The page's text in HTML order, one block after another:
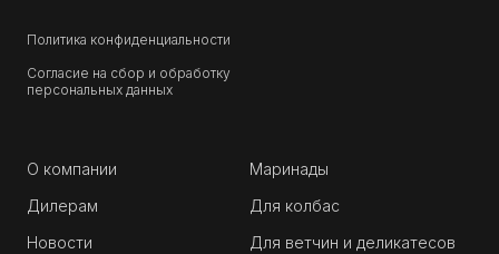
Политика конфиденциальности
Согласие на сбор и обработку
персональных данных
О компании
Дилерам
Новости
Маринады
Для колбас
Для ветчин и деликатесов